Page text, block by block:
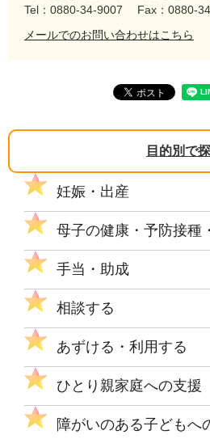
Tel：0880-34-9007
Fax：0880-
メールでのお問い合わせはこちら
目的別で
妊娠・出産
母子の健康・予防接種
手当・助成
相談する
あずける・利用する
ひとり親家庭への支援
障がいのある子どもへ